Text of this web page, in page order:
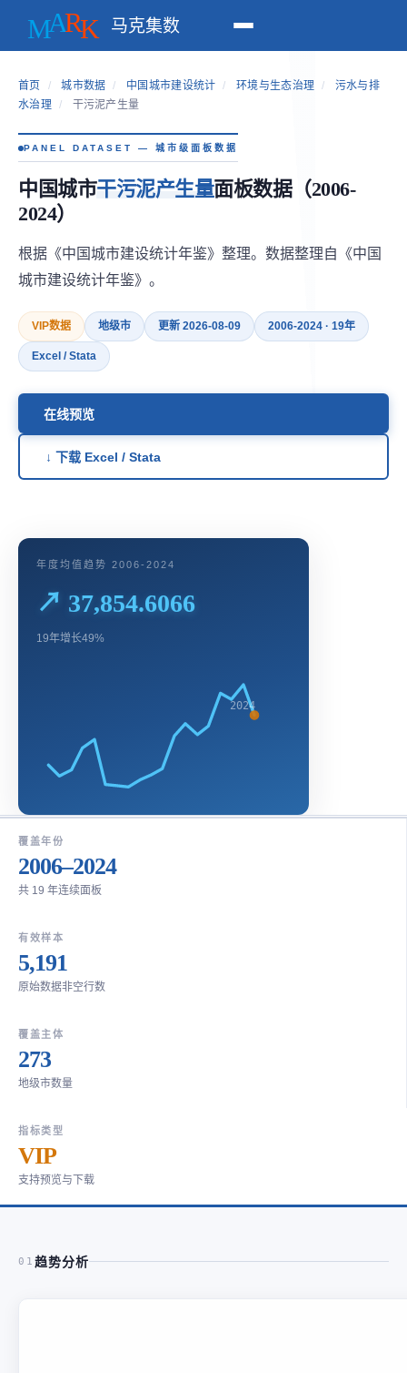
马克集数
首页 / 城市数据 / 中国城市建设统计 / 环境与生态治理 /
污水与排
水治理 / 干污泥产生量
PANEL DATASET — 城市级面板数据
中国城市干污泥产生量面板数据（2006-
2024）
根据《中国城市建设统计年鉴》整理。数据整理自《中国
城市建设统计年鉴》。
VIP数据 地级市 更新 2026-08-09 2006-2024 · 19年
Excel / Stata
在线预览
↓ 下载 Excel / Stata
年度均值趋势 2006-2024
↗ 37,854.6066
19年增长49%
2024
覆盖年份
2006–2024
共 19 年连续面板
有效样本
5,191
原始数据非空行数
覆盖主体
273
地级市数量
指标类型
VIP
支持预览与下载
01 趋势分析